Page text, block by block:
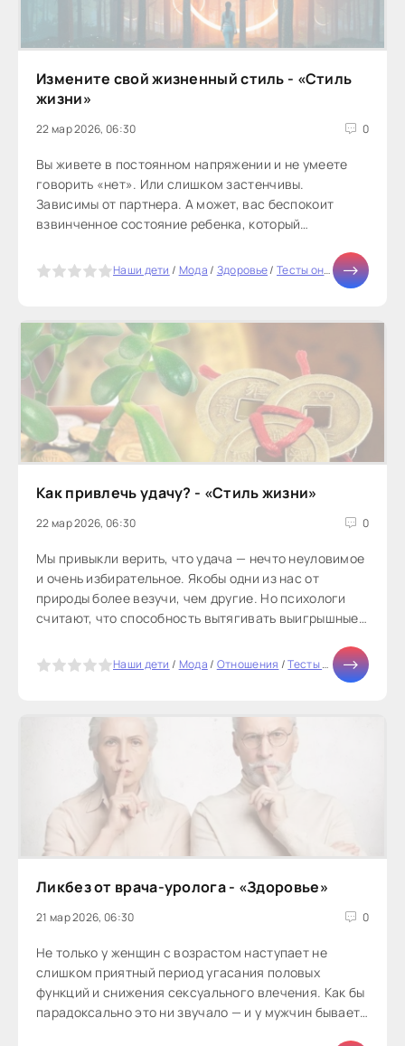
Измените свой жизненный стиль - «Стиль
жизни»
22 мар 2026, 06:30 0
Вы живете в постоянном напряжении и не умеете
говорить «нет». Или слишком застенчивы.
Зависимы от партнера. А может, вас беспокоит
взвинченное состояние ребенка, который
Наши дети / Мода/ Здоровье/Тесты онлайн /
Как привлечь удачу? - «Стиль жизни»
22 мар 2026, 06:30 0
Мы привыкли верить, что удача — нечто неуловимое
и очень избирательное. Якобы одни из нас от
природы более везучи, чем другие. Но психологи
считают, что способность вытягивать выигрышные
Наши дети / Мода/ Отношения /Тесты онлайн /
Ликбез от врача-уролога - «Здоровье»
21 мар 2026, 06:30 0
Не только у женщин с возрастом наступает не
слишком приятный период угасания половых
функций и снижения сексуального влечения. Как бы
парадоксально это ни звучало — и у мужчин бывает